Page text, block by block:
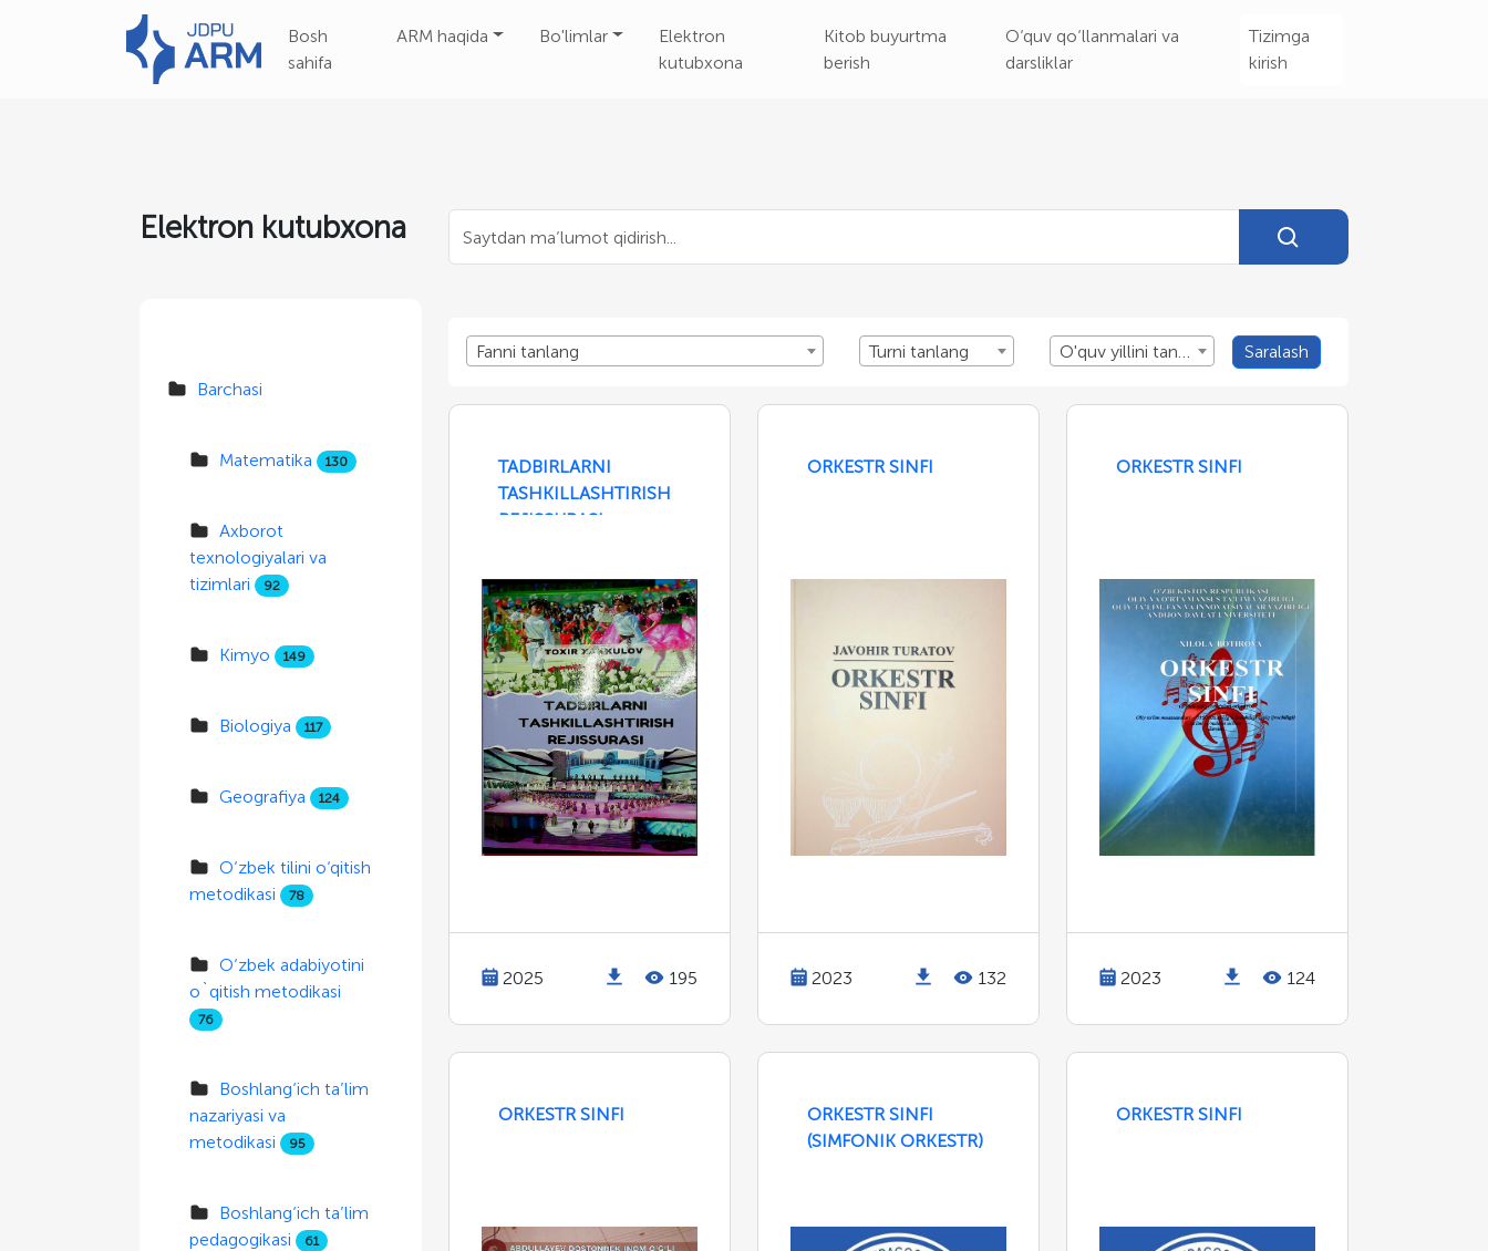
Bosh
sahifa
ARM haqida Bo'limlar
Elektron
kutubxona
Kitob buyurtma
berish
O‘quv qo‘llanmalari va
darsliklar
Tizimga
kirish
Elektron kutubxona
Barchasi
Matematika 130
Axborot
texnologiyalari va
tizimlari
92
Kimyo 149
Biologiya 117
Geografiya 124
O‘zbek tilini o‘qitish
metodikasi
78
O‘zbek adabiyotini
o`qitish metodikasi
76
Boshlang‘ich ta’lim
nazariyasi va
metodikasi
95
Boshlang‘ich ta’lim
pedagogikasi
61
Fanni tanlang Turni tanlang O'quv yillini tanlang Saralash
TADBIRLARNI
TASHKILLASHTIRISH
REJISSURASI
2025 195
ORKESTR SINFI
2023 132
ORKESTR SINFI
2023 124
ORKESTR SINFI
ORKESTR SINFI
(SIMFONIK ORKESTR)
ORKESTR SINFI